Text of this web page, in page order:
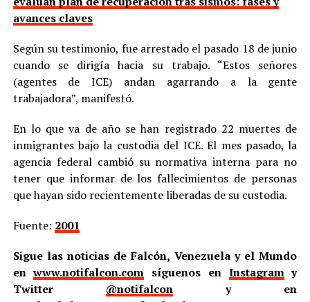
avances claves
Según su testimonio, fue arrestado el pasado 18 de junio
cuando se dirigía hacia su trabajo. “Estos señores
(agentes de ICE) andan agarrando a la gente
trabajadora”, manifestó.
En lo que va de año se han registrado 22 muertes de
inmigrantes bajo la custodia del ICE. El mes pasado, la
agencia federal cambió su normativa interna para no
tener que informar de los fallecimientos de personas
que hayan sido recientemente liberadas de su custodia.
Fuente: 2001
Sigue las noticias de Falcón, Venezuela y el Mundo
enwww.notifalcon.com síguenos en Instagramy
Twitter @notifalcony en